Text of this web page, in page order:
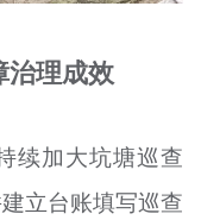
理成效
续加大坑塘巡查
立台账填写巡查